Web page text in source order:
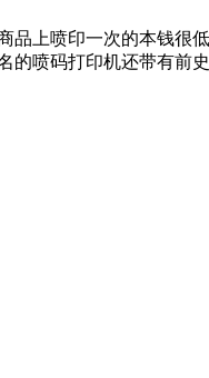
上喷印一次的本钱很
喷码打印机还带有前